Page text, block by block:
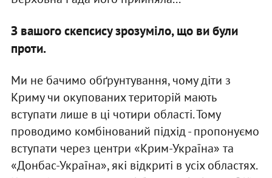
З вашого скепсису зрозуміло, що ви були
проти.
Ми не бачимо обґрунтування, чому діти з
Криму чи окупованих територій мають
вступати лише в ці чотири області. Тому
проводимо комбінований підхід - пропонуємо
вступати через центри «Крим-Україна» та
«Донбас-Україна», які відкриті в усіх областях.